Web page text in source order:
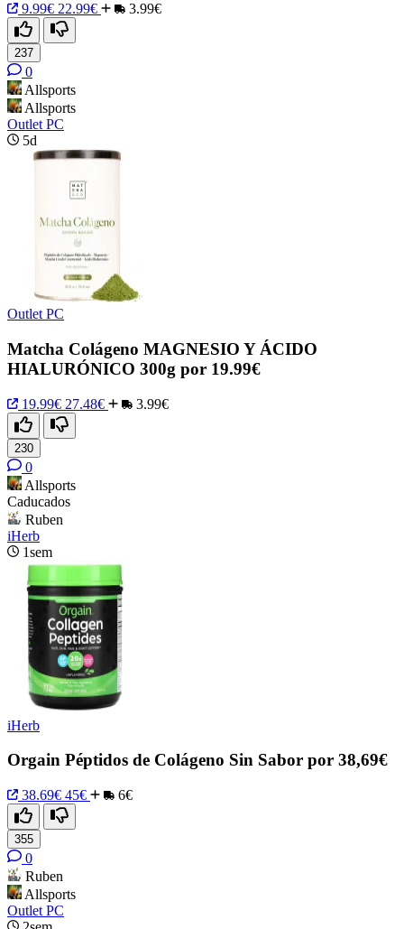
9.99€ 22.99€ 3.99€
237
0
Allsports
Allsports
Outlet PC
5d
Outlet PC
Matcha Colágeno MAGNESIO Y ÁCIDO
HIALURÓNICO 300g por 19.99€
19.99€ 27.48€ 3.99€
230
0
Allsports
Caducados
Ruben
iHerb
1sem
iHerb
Orgain Péptidos de Colágeno Sin Sabor por 38,69€
38.69€ 45€ 6€
355
0
Ruben
Allsports
Outlet PC